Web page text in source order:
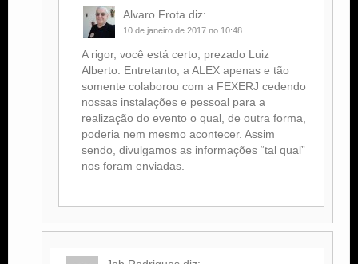
Alvaro Frota diz:
10 de janeiro de 2017 no 10:48
A rigor, você está certo, prezado Luiz
Alberto. Entretanto, a ALEX apenas e tão
somente colaborou com a FEXERJ cedendo
nossas instalações e pessoal para a
realização do evento o qual, de outra forma,
poderia nem mesmo acontecer. Assim
sendo, divulgamos as informações “tal qual”
nos foram enviadas.